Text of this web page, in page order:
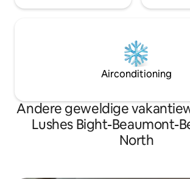
Airconditioning
Andere geweldige
Lushes Bight-Beaumont-
North